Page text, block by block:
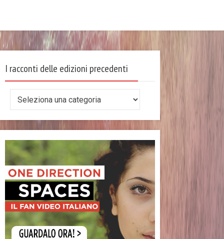
I racconti delle edizioni precedenti
delle
edizioni
precedenti